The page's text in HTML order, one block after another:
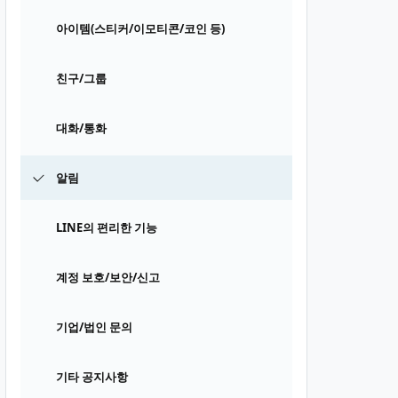
아이템(스티커/이모티콘/코인 등)
친구/그룹
대화/통화
알림
LINE의 편리한 기능
계정 보호/보안/신고
기업/법인 문의
기타 공지사항